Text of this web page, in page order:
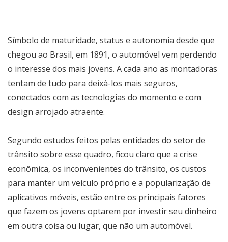
Símbolo de maturidade, status e autonomia desde que
chegou ao Brasil, em 1891, o automóvel vem perdendo
o interesse dos mais jovens. A cada ano as montadoras
tentam de tudo para deixá-los mais seguros,
conectados com as tecnologias do momento e com
design arrojado atraente.
Segundo estudos feitos pelas entidades do setor de
trânsito sobre esse quadro, ficou claro que a crise
econômica, os inconvenientes do trânsito, os custos
para manter um veículo próprio e a popularização de
aplicativos móveis, estão entre os principais fatores
que fazem os jovens optarem por investir seu dinheiro
em outra coisa ou lugar, que não um automóvel.